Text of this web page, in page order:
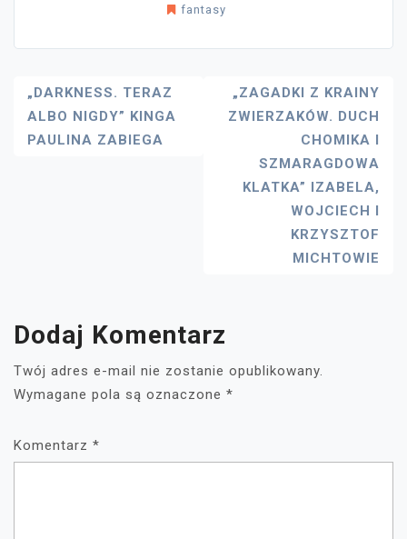
fantasy
Nawigacja
Wpisu
„DARKNESS. TERAZ
ALBO NIGDY” KINGA
PAULINA ZABIEGA
„ZAGADKI Z KRAINY
ZWIERZAKÓW. DUCH
CHOMIKA I
SZMARAGDOWA
KLATKA” IZABELA,
WOJCIECH I
KRZYSZTOF
MICHTOWIE
Dodaj Komentarz
Twój adres e-mail nie zostanie opublikowany.
Wymagane pola są oznaczone *
Komentarz *